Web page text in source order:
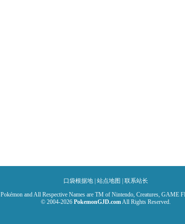
口袋根据地 站点地图
联系站长
Pokémon and All Respective Names are TM of Nintendo, Creatures, GAME
© 2004-2026 PokemonGJD.comAll Rights Reserved.